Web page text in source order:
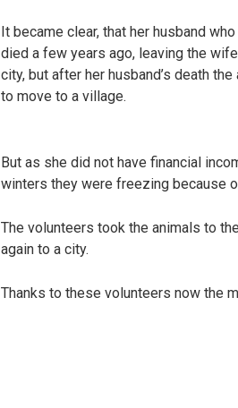
It became clear, that her husband
died a few years ago, leaving the
city, but after her husband’s death
to move to a village.
But as she did not have financial
winters they were freezing because
The volunteers took the animals to
again to a city.
Thanks to these volunteers now the